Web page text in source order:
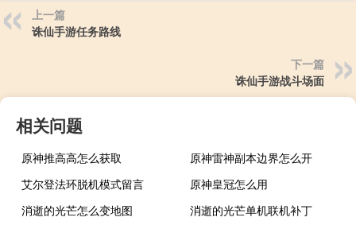
上一篇
诛仙手游任务路线
下一篇
诛仙手游战斗场面
相关问题
原神推高高怎么获取
原神雷神副本边界怎么开
艾尔登法环脱机模式留言
原神皇冠怎么用
消逝的光芒怎么变地图
消逝的光芒单机联机补丁